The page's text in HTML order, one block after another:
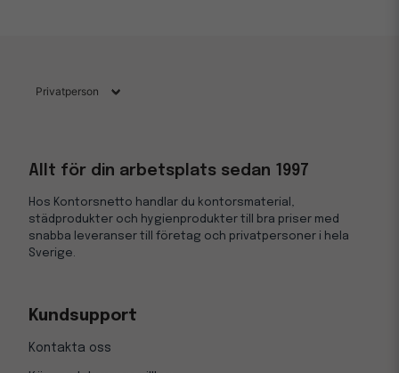
Allt för din arbetsplats sedan 1997
Hos Kontorsnetto handlar du kontorsmaterial,
städprodukter och hygienprodukter till bra priser med
snabba leveranser till företag och privatpersoner i hela
Sverige.
Kundsupport
Kontakta oss